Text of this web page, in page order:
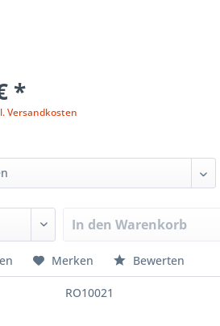
*
Versandkosten
In den Warenkorb
Merken Bewerten
RO10021